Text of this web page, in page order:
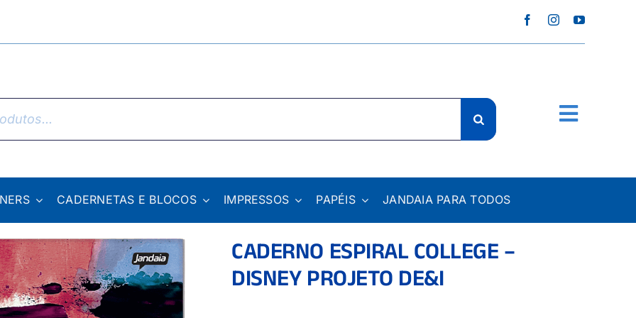
CADERNETAS E BLOCOS IMPRESSOS PAPÉIS JANDAIA PARA TODOS
CADERNO ESPIRAL COLLEGE –
DISNEY PROJETO DE&I